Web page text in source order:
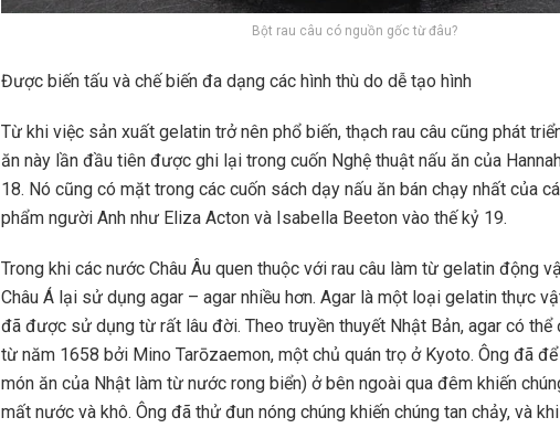
Bột rau câu có nguồn gốc từ đâu?
Được biến tấu và chế biến đa dạng các hình thù do dễ tạo hình
Từ khi việc sản xuất gelatin trở nên phổ biến, thạch rau câu cũng phát
ăn này lần đầu tiên được ghi lại trong cuốn Nghệ thuật nấu ăn của
18. Nó cũng có mặt trong các cuốn sách dạy nấu ăn bán chạy nhất của
phẩm người Anh như Eliza Acton và Isabella Beeton vào thế kỷ 19.
Trong khi các nước Châu Âu quen thuộc với rau câu làm từ gelatin động
Châu Á lại sử dụng agar – agar nhiều hơn. Agar là một loại gelatin thực
đã được sử dụng từ rất lâu đời. Theo truyền thuyết Nhật Bản, agar có thể
từ năm 1658 bởi Mino Tarōzaemon, một chủ quán trọ ở Kyoto. Ông đã
món ăn của Nhật làm từ nước rong biển) ở bên ngoài qua đêm khiến
mất nước và khô. Ông đã thử đun nóng chúng khiến chúng tan chảy, và